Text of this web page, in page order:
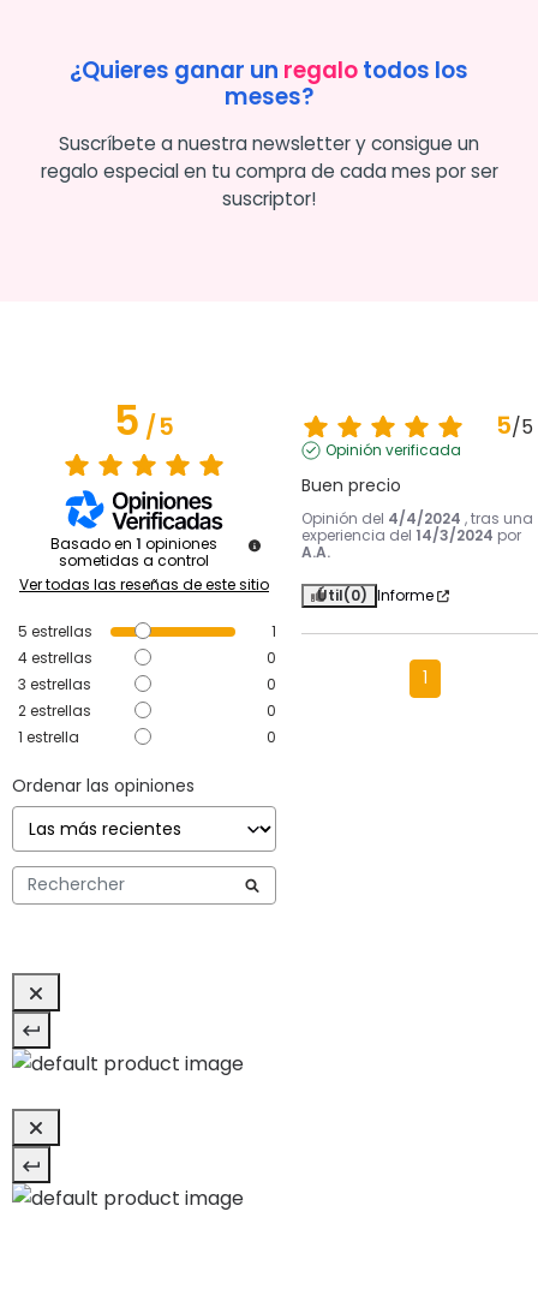
¿Quieres ganar un regalotodos los
meses?
Suscríbete a nuestra newsletter y consigue un
regalo especial en tu compra de cada mes por ser
suscriptor!
5/5
Basado en 1 opiniones
sometidas a control
Ver todas las reseñas de este sitio
5 estrellas
1
4estrellas
0
3 estrellas
0
2estrellas
0
1 estrella 0
Ordenar las opiniones
5/5
Opinión verificada
Buen precio
Opinión del 4/4/2024 , tras una
experiencia del 14/3/2024 por
A.A.
Útil(0) Informe
1